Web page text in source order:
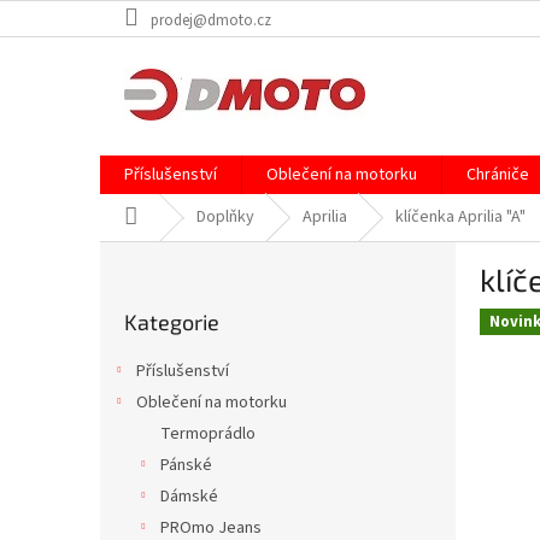
na
prodej@dmoto.cz
Příslušenství Oblečení na motorku Chrániče
Domů Doplňky Aprilia klíčenka Aprilia "A"
kategorie
Kategorie
Příslušenství
Oblečení na motorku
Termoprádlo
Pánské
Dámské
PROmo Jeans